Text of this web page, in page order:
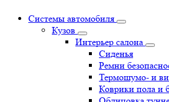
Системы автомобиля
Кузов
Интерьер салона
Сиденья
Ремни
Термошумо- и
Коврики пола и